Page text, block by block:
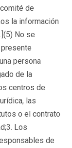
de
la información
No se
persona
de la
centros de
las
o el contrato
Los
de